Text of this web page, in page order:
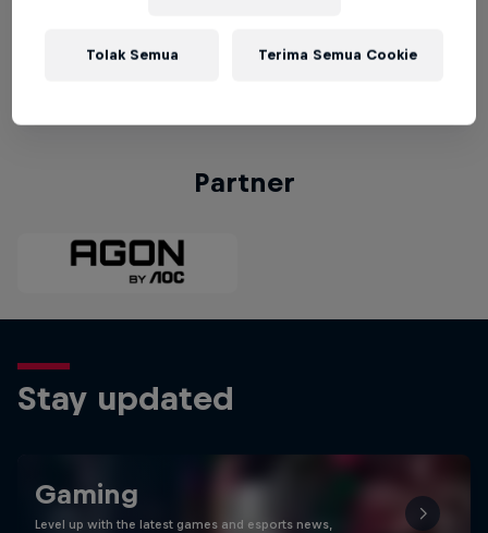
Partner
Stay updated
Gaming
Level up with the latest games and esports news,
Tolak Semua Terima Semua Cookie